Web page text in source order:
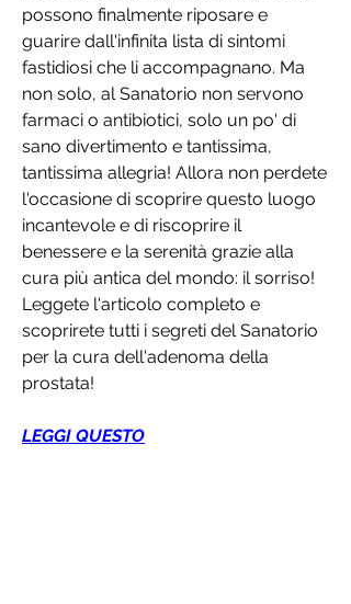
possono finalmente riposare e
guarire dall'infinita lista di sintomi
fastidiosi che li accompagnano. Ma
non solo, al Sanatorio non servono
farmaci o antibiotici, solo un po' di
sano divertimento e tantissima,
tantissima allegria! Allora non perdete
l'occasione di scoprire questo luogo
incantevole e di riscoprire il
benessere e la serenità grazie alla
cura più antica del mondo: il sorriso!
Leggete l'articolo completo e
scoprirete tutti i segreti del Sanatorio
per la cura dell'adenoma della
prostata!
LEGGI QUESTO